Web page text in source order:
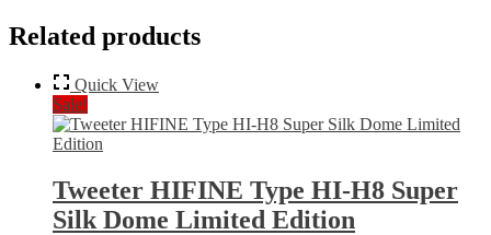
Related products
Quick View
Sale!
Tweeter HIFINE Type HI-H8 Super
Silk Dome Limited Edition